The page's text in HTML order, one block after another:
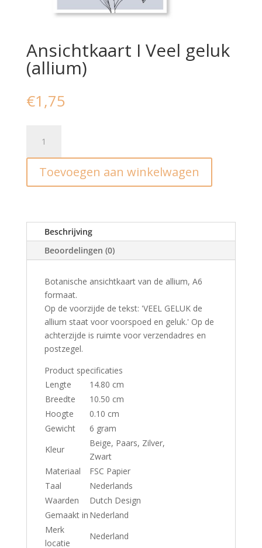
Ansichtkaart I Veel geluk
(allium)
€1,75
Veel
geluk
(allium)
Toevoegen aan winkelwagen
Beschrijving
Beoordelingen (0)
Botanische ansichtkaart van de allium, A6
formaat.
Op de voorzijde de tekst: 'VEEL GELUK de
allium staat voor voorspoed en geluk.' Op de
achterzijde is ruimte voor verzendadres en
postzegel.
Product specificaties
Lengte
14.80 cm
Breedte
10.50 cm
Hoogte
0.10 cm
Gewicht
6 gram
Kleur
Beige, Paars, Zilver,
Zwart
Materiaal
FSC Papier
Taal
Nederlands
Waarden
Dutch Design
Gemaakt in Nederland
Merk
locatie
Nederland